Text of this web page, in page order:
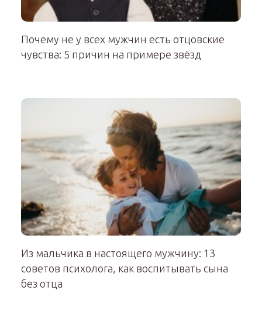
Почему не у всех мужчин есть отцовские
чувства: 5 причин на примере звёзд
Из мальчика в настоящего мужчину: 13
советов психолога, как воспитывать сына
без отца